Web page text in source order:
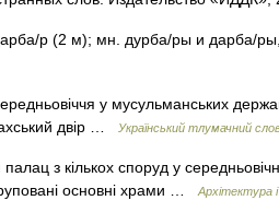
р (2 м); мн. дурба/ры и дарба/
у мусульманських
двір …
Український тлумачний
з кількох споруд у
основні храми …
Архітектура